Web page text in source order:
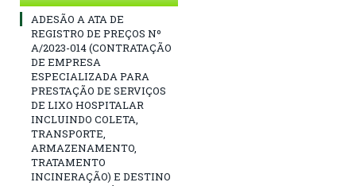
ADESÃO A ATA DE
REGISTRO DE PREÇOS Nº
A/2023-014 (CONTRATAÇÃO
DE EMPRESA
ESPECIALIZADA PARA
PRESTAÇÃO DE SERVIÇOS
DE LIXO HOSPITALAR
INCLUINDO COLETA,
TRANSPORTE,
ARMAZENAMENTO,
TRATAMENTO
INCINERAÇÃO) E DESTINO